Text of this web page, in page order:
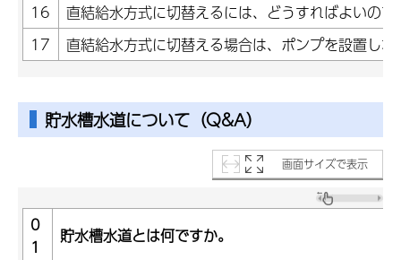
16
直結給水方式に切替えるには、どうすればよいので
17
直結給水方式に切替える場合は、ポンプを設置し
貯水槽水道について（Q&A）
画面サイズで表示
0
1
貯水槽水道とは何ですか。